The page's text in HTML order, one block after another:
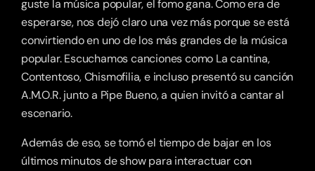
guste la música popular, el fomo gana. Como era de
esperarse, nos dejó claro una vez más porque se está
convirtiendo en uno de los más grandes de la música
popular. Escuchamos canciones como La cantina,
Contentoso, Chismofilia, e incluso presentó su canción
A.M.O.R. junto a Pipe Bueno, a quien invitó a cantar al
escenario.
Además de eso, se tomó el tiempo de bajar en los
últimos minutos de show para interactuar con